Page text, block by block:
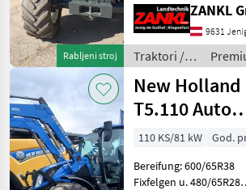
Rabljeni stroj
Otprilike 3.750 radnih
75 KS -
motor - Kabina s
ventilacijom
ZANKL
9631
Traktori /
New
Holland
New Holland
T5.110 Auto
Command
(Stage V)
110 KS/81 kW God.
Bereifung: 600/65R38
Fixfelgen u. 480/65R28